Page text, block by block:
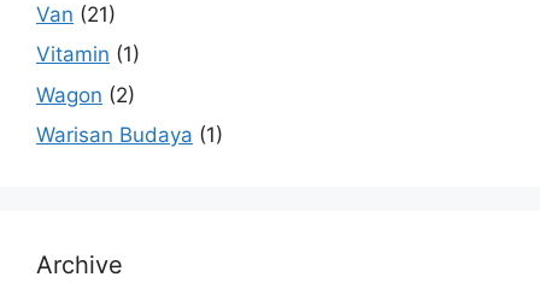
Van (21)
Vitamin (1)
Wagon (2)
Warisan Budaya (1)
Archive